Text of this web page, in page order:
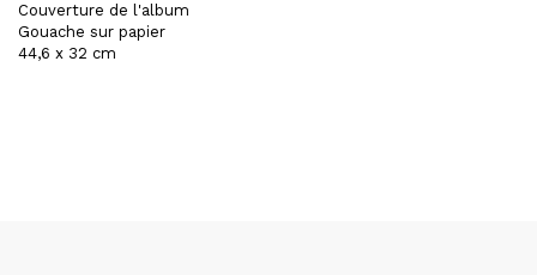
Couverture de l'album
Gouache sur papier
44,6 x 32 cm